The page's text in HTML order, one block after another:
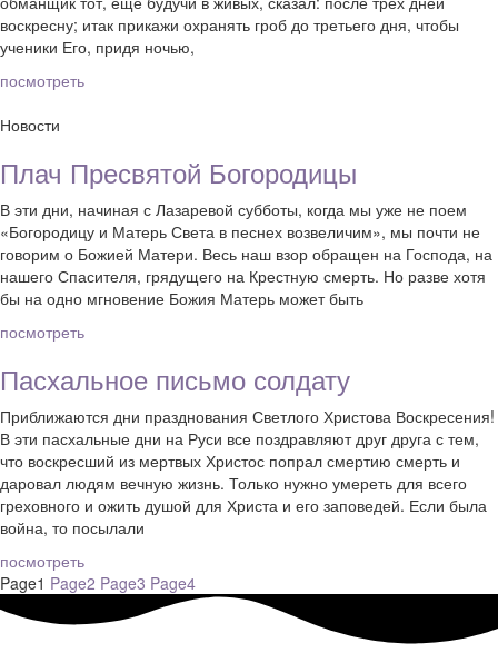
воскресну; итак прикажи охранять гроб до третьего дня, чтобы
ученики Его, придя ночью,
посмотреть
Новости
Плач Пресвятой Богородицы
В эти дни, начиная с Лазаревой субботы, когда мы уже не поем
«Богородицу и Матерь Света в песнех возвеличим», мы почти не
говорим о Божией Матери. Весь наш взор обращен на Господа, на
нашего Спасителя, грядущего на Крестную смерть. Но разве хотя
бы на одно мгновение Божия Матерь может быть
посмотреть
Пасхальное письмо солдату
Приближаются дни празднования Светлого Христова Воскресения!
В эти пасхальные дни на Руси все поздравляют друг друга с тем,
что воскресший из мертвых Христос попрал смертию смерть и
даровал людям вечную жизнь. Только нужно умереть для всего
греховного и ожить душой для Христа и его заповедей. Если была
война, то посылали
посмотреть
Page1 Page2 Page3 Page4